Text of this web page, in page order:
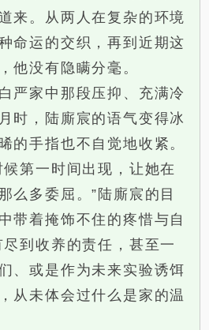
来。从两人在复杂的环境
命运的交织，再到近期这
他没有隐瞒分毫。
家中那段压抑、充满冷
时，陆廝宸的语气变得冰
的手指也不自觉地收紧。
第一时间出现，让她在
么多委屈。”陆廝宸的目
带着掩饰不住的疼惜与自
到收养的责任，甚至一
、或是作为未来实验诱饵
从未体会过什么是家的温